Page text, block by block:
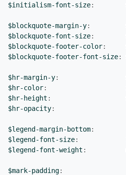
$initialism-font-size:
$blockquote-margin-y:
$blockquote-font-size:
$blockquote-footer-color:
$blockquote-footer-font-size:
$hr-margin-y:
$hr-color:
$hr-height :
$hr-opacity:
$legend-margin-bottom:
$legend-font-size:
$legend-font-weight :
$mark-padding: